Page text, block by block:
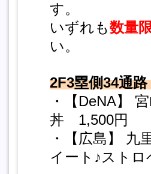
す。
いずれも数量
い。
2F3塁側34通
・【DeNA】
丼 1,500円
・【広島】
イート♪スト